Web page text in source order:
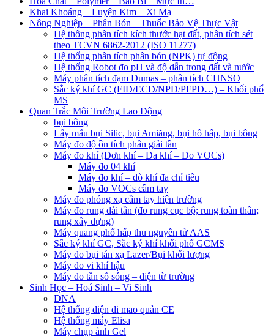
Khai Khoáng – Luyện Kim – Xi Mạ
Nông Nghiệp – Phân Bón – Thuốc Bảo Vệ Thực Vật
Hệ thông phân tích kích thước hạt đất, phân tích sét
theo TCVN 6862-2012 (ISO 11277)
Hệ thống phân tích phân bón (NPK) tự động
Hệ thống Robot đo pH và độ dẫn trong đất và nước
Máy phân tích đạm Dumas – phân tích CHNSO
Sắc ký khí GC (FID/ECD/NPD/PFPD…) – Khối phổ
MS
Quan Trắc Môi Trường Lao Động
bụi bông
Lấy mẫu bụi Silic, bụi Amiăng, bụi hô hấp, bụi bông
Máy đo độ ồn tích phân giải tần
Máy đo khí (Đơn khí – Đa khí – Đo VOCs)
Máy đo 04 khí
Máy đo khí – dò khí đa chỉ tiêu
Máy đo VOCs cầm tay
Máy đo phóng xạ cầm tay hiện trường
Máy đo rung dải tần (đo rung cục bộ; rung toàn thân;
rung xây dựng)
Máy quang phổ hấp thu nguyên tử AAS
Sắc ký khí GC, Sắc ký khí khối phổ GCMS
Máy đo bụi tán xạ Lazer/Bụi khối lượng
Máy đo vi khí hậu
Máy đo tần số sóng – điện từ trường
Sinh Học – Hoá Sinh – Vi Sinh
DNA
Hệ thống điện di mao quản CE
Hệ thống máy Elisa
Máy chụp ảnh Gel